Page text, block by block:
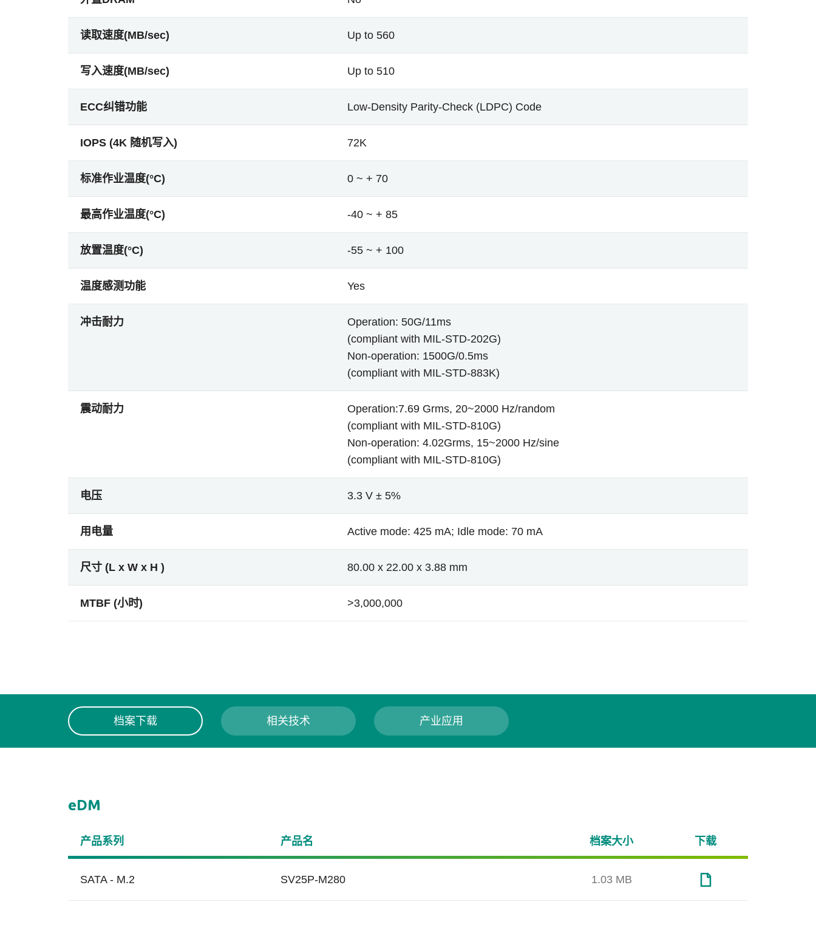
读取速度(MB/sec) Up to 560
写入速度(MB/sec) Up to 510
ECC纠错功能 Low-Density Parity-Check (LDPC) Code
IOPS (4K 随机写入) 72K
标准作业温度(°C) 0 ~ + 70
最高作业温度(°C) -40 ~ + 85
放置温度(°C) -55 ~ + 100
温度感测功能 Yes
冲击耐力
Operation: 50G/11ms
(compliant with MIL-STD-202G)
Non-operation: 1500G/0.5ms
(compliant with MIL-STD-883K)
震动耐力
Operation:7.69 Grms, 20~2000 Hz/random
(compliant with MIL-STD-810G)
Non-operation: 4.02Grms, 15~2000 Hz/sine
(compliant with MIL-STD-810G)
电压 3.3 V ± 5%
用电量 Active mode: 425 mA; Idle mode: 70 mA
尺寸 (L x W x H ) 80.00 x 22.00 x 3.88 mm
MTBF (小时) >3,000,000
档案下载 相关技术 产业应用
eDM
产品系列 产品名 档案大小 下载
SATA - M.2 SV25P-M280 1.03 MB